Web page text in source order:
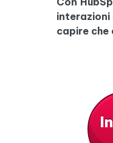
capire che